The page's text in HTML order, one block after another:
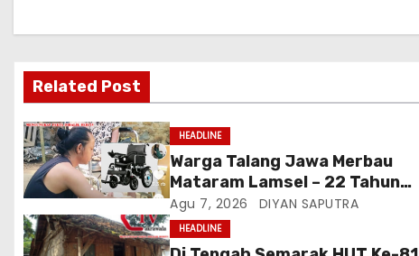
Related Post
HEADLINE
Warga Talang Jawa Merbau
Mataram Lamsel – 22 Tahun
Lumpuh Vina Agustina Viral Di
Tiktok Inginkan Kursi Roda
Listrik, Kepala Perwakilan
Agu 7, 2026 DIYAN SAPUTRA
HEADLINE